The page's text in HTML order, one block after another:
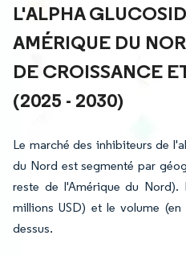
L'ALPHA
AMÉRIQUE DU
DE CROISSANCE
(2025 - 2030)
Le marché des inhibiteurs de
du Nord est segmenté par
reste de l'Amérique du
millions USD) et le volume
dessus.